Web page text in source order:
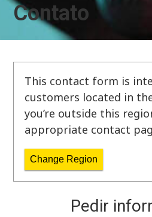
Contato
This contact form is
customers located in
you’re outside this
appropriate contact
Change Region
Pedir